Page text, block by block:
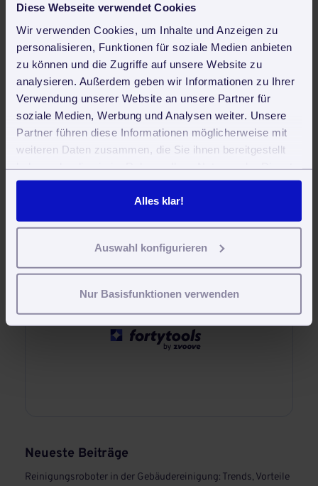
Diese Webseite verwendet Cookies
Wir verwenden Cookies, um Inhalte und Anzeigen zu
personalisieren, Funktionen für soziale Medien anbieten
zu können und die Zugriffe auf unsere Website zu
analysieren. Außerdem geben wir Informationen zu Ihrer
Verwendung unserer Website an unsere Partner für
soziale Medien, Werbung und Analysen weiter. Unsere
Partner führen diese Informationen möglicherweise mit
weiteren Daten zusammen, die Sie ihnen bereitgestellt
gesammelt haben. Sie geben Einwilligung zu unseren
Cookies, wenn Sie unsere Webseite weiterhin nutzen.
Alles klar!
Auswahl konfigurieren
Nur Basisfunktionen verwenden
Software für Gebäudereiniger und
Betreuungsdienste
produktiv arbeiten
Neueste Beiträge
Reinigungsroboter in der Gebäudereinigung: Trends, Vorteile